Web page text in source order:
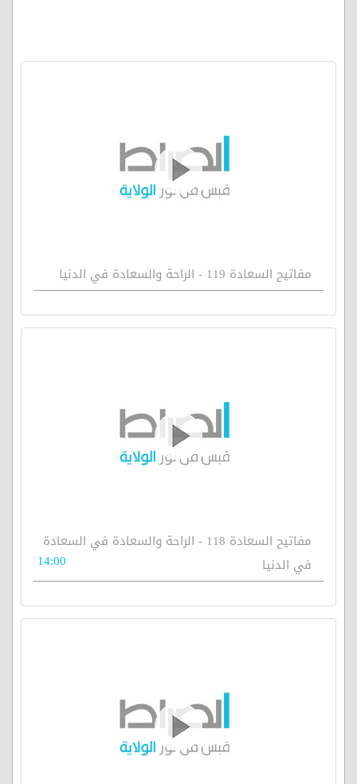
مفاتيح السعادة 119 - الراحة والسعادة في الدنيا
مفاتيح السعادة 118 - الراحة والسعادة في السعادة
في الدنيا
14:00